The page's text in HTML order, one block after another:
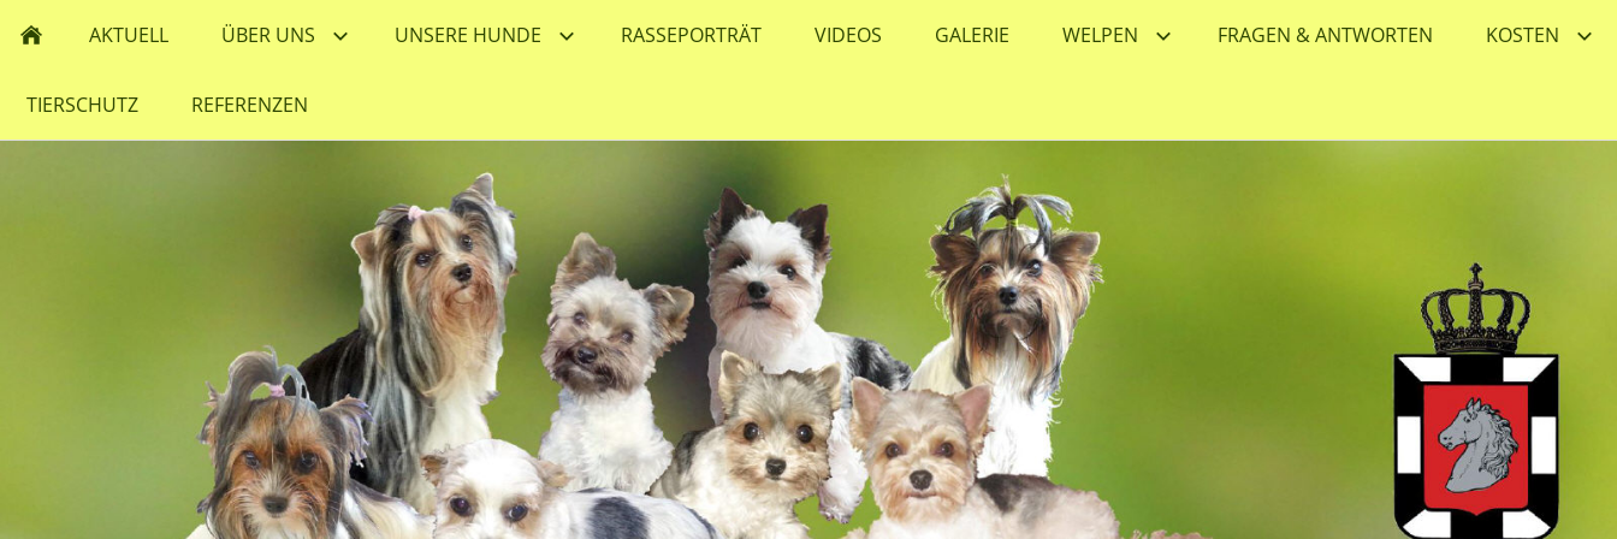
AKTUELL ÜBER UNS UNSERE HUNDE RASSEPORTRÄT VIDEOS GALERIE WELPEN FRAGEN & ANTWORTEN KOSTEN
TIERSCHUTZ REFERENZEN